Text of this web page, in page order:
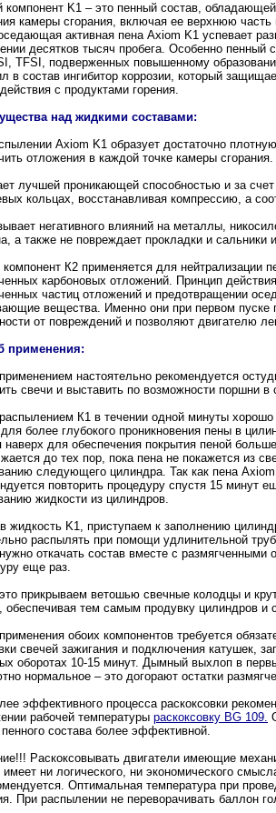
компонент K1 – это пенный состав,
камеры сгорания, включая ее верхнюю
активная пена Axiom K1 успевает
десятков тысяч пробега. Особенно
TFSI, подверженных повышенному
в состав ингибитор коррозии, который
с продуктами горения.
над жидкими составами:
Axiom K1 образует достаточно
отложения в каждой точке камеры сгорания.
лучшей проникающей способностью и за
кольцах, восстанавливая компрессию, а
негативного влияний на металлы,
а также не повреждает прокладки и сальники
компонент К2 применяется для нейтрализации
карбоновых отложений. Принцип
частиц отложений и предотвращении
вещества. Именно они при первом
от повреждений и позволяют двигателю
применения:
настоятельно рекомендуется
свечи и выставить по возможности поршни в
К1 в течении одной минуты
для более глубокого проникновения пены в
наверх для обеспечения покрытия пеной
до тех пор, пока пена не покажется из
следующего цилиндра. Так как пена
повторить процедуру спустя 15 минут
жидкости из цилиндров.
жидкость K1, приступаем к заполнению
распылять при помощи удлинительной
откачать состав вместе с
еще раз.
прикрываем ветошью свечные колодцы и
обеспечивая тем самым продувку цилиндров и
обоих компонентов требуется
свечей зажигания и подключения катушек,
оборотах 10-15 минут. Дымный выхлоп в
нормальное – это догорают остатки
эффективного процесса раскоксовки
рабочей температуры раскоксовку BG 109.
пенного состава более эффективной.
Раскоксовывать двигатели имеющие
имеет ни логического, ни экономического
Оптимальная температура при
При распылении не переворачивать баллон